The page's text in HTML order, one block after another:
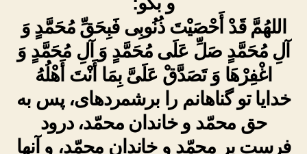
اللهُمَّ قَدْ أَحْصَیْتَ ذُنُوبِی فَبِحَقِّ مُحَمَّدٍ وَ
آلِ مُحَمَّدٍ صَلِّ عَلَى مُحَمَّدٍ وَ آلِ مُحَمَّدٍ وَ
اغْفِرْهَا وَ تَصَدَّقْ عَلَیَّ بِمَا أَنْتَ أَهْلُهُ
خدایا تو گناهانم را برشمرده‏اى، پس به
حق محمّد و خاندان محمّد، درود
فرست بر محمّد و خاندان محمّد، و آنها